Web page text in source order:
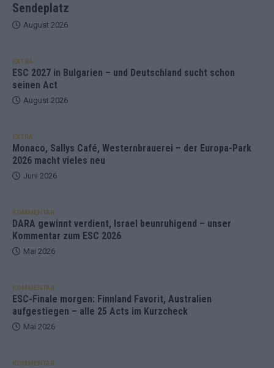
Sendeplatz
August 2026
EXTRA
ESC 2027 in Bulgarien – und Deutschland sucht schon
seinen Act
August 2026
EXTRA
Monaco, Sallys Café, Westernbrauerei – der Europa-Park
2026 macht vieles neu
Juni 2026
KOMMENTAR
DARA gewinnt verdient, Israel beunruhigend – unser
Kommentar zum ESC 2026
Mai 2026
KOMMENTAR
ESC-Finale morgen: Finnland Favorit, Australien
aufgestiegen – alle 25 Acts im Kurzcheck
Mai 2026
KOMMENTAR